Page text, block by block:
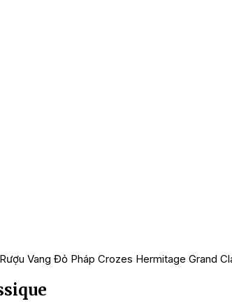
Vang Đỏ Pháp Crozes Hermitage Grand